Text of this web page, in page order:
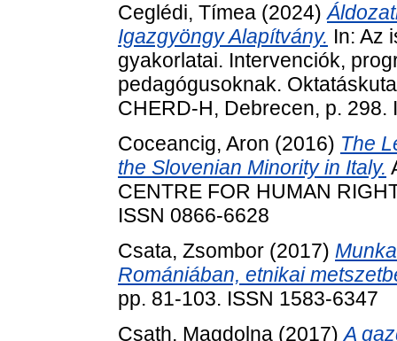
Ceglédi, Tímea (2024)
Igazgyöngy Alapítvány. In: Az
gyakorlatai. Intervenciók,
pedagógusoknak.
CHERD-H, Debrecen, p. 298.
Coceancig, Aron (2016) The
the Slovenian Minority in Italy.
CENTRE FOR HUMAN
ISSN 0866-6628
Csata, Zsombor (2017)
Romániában, etnikai
pp. 81-103. ISSN 1583-6347
Csath, Magdolna (2017)A